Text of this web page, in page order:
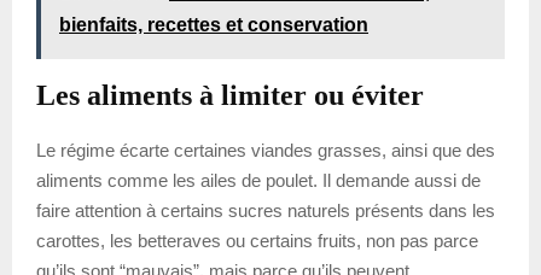
bienfaits, recettes et conservation
Les aliments à limiter ou éviter
Le régime écarte certaines viandes grasses, ainsi que des
aliments comme les ailes de poulet. Il demande aussi de
faire attention à certains sucres naturels présents dans les
carottes, les betteraves ou certains fruits, non pas parce
qu’ils sont “mauvais”, mais parce qu’ils peuvent